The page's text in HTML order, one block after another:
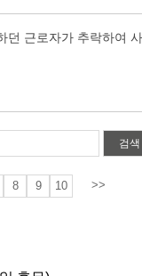
던 근로자가 추락하여 사
검색
8 9 10 >>